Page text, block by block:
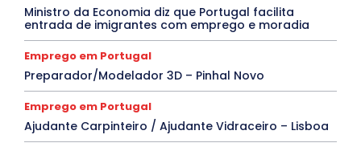
Ministro da Economia diz que Portugal facilita
entrada de imigrantes com emprego e moradia
Emprego em Portugal
Preparador/Modelador 3D – Pinhal Novo
Emprego em Portugal
Ajudante Carpinteiro / Ajudante Vidraceiro – Lisboa